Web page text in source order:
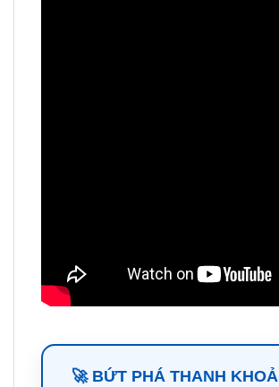
🚀 BỨT PHÁ THANH